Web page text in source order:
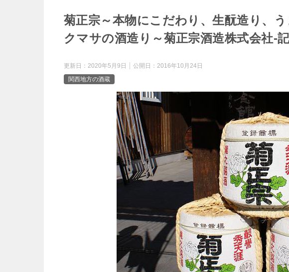
菊正宗～本物にこだわり、生酛造り、
クマサの酒造り～菊正宗酒造株式会社-
更新日： 2020年5月9日 公開日： 2016年10月24日
関西地方の酒蔵